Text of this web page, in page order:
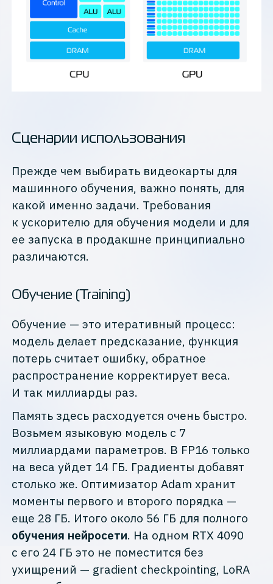
Сценарии использования
Прежде чем выбирать видеокарты для
машинного обучения, важно понять, для
какой именно задачи. Требования
к ускорителю для обучения модели и для
ее запуска в продакшне принципиально
различаются.
Обучение (Training)
Обучение — это итеративный процесс:
модель делает предсказание, функция
потерь считает ошибку, обратное
распространение корректирует веса.
И так миллиарды раз.
Память здесь расходуется очень быстро.
Возьмем языковую модель с 7
миллиардами параметров. В FP16 только
на веса уйдет 14 ГБ. Градиенты добавят
столько же. Оптимизатор Adam хранит
моменты первого и второго порядка —
еще 28 ГБ. Итого около 56 ГБ для полного
обучения нейросети. На одном RTX 4090
с его 24 ГБ это не поместится без
ухищрений — gradient checkpointing, LoRA